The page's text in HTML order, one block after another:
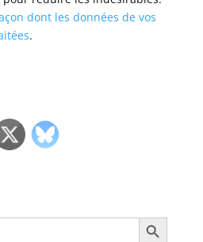
dont les données de vos
.
Search Button